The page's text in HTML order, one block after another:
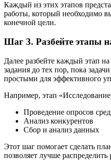
Каждый из этих этапов
работы, который необходимо
конечной цели.
Шаг 3. Разбейте этапы
Далее разбейте каждый этап
задания до тех пор, пока
простыми для эффективного
Например, этап
Проведение опросов
Анализ конкурентов
Сбор и анализ данных
Этот шаг помогает сделать
позволяет лучше распределить